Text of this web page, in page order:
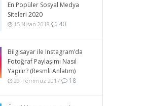
En Popüler Sosyal Medya
Siteleri 2020
15 Nisan 2018 40
Bilgisayar ile Instagram’da
Fotoğraf Paylaşımı Nasıl
Yapılır? (Resmli Anlatım)
29 Temmuz 2017 18